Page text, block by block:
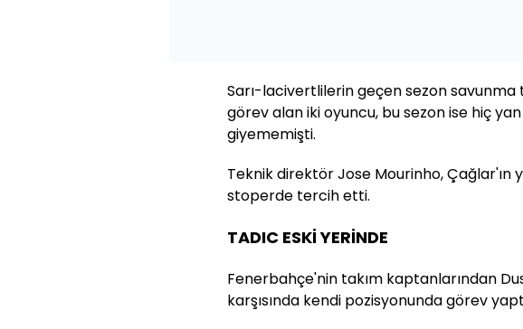
Sarı-lacivertlilerin geçen sezon
görev alan iki oyuncu, bu sezon ise hiç
giyememişti.
Teknik direktör Jose Mourinho, Çağlar'ın
stoperde tercih etti.
TADIC ESKİ YERİNDE
Fenerbahçe'nin takım kaptanlarından
karşısında kendi pozisyonunda görev